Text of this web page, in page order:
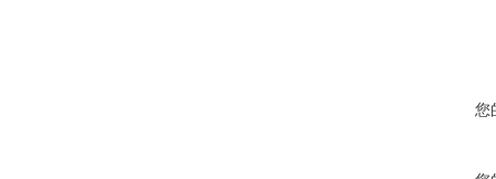
您